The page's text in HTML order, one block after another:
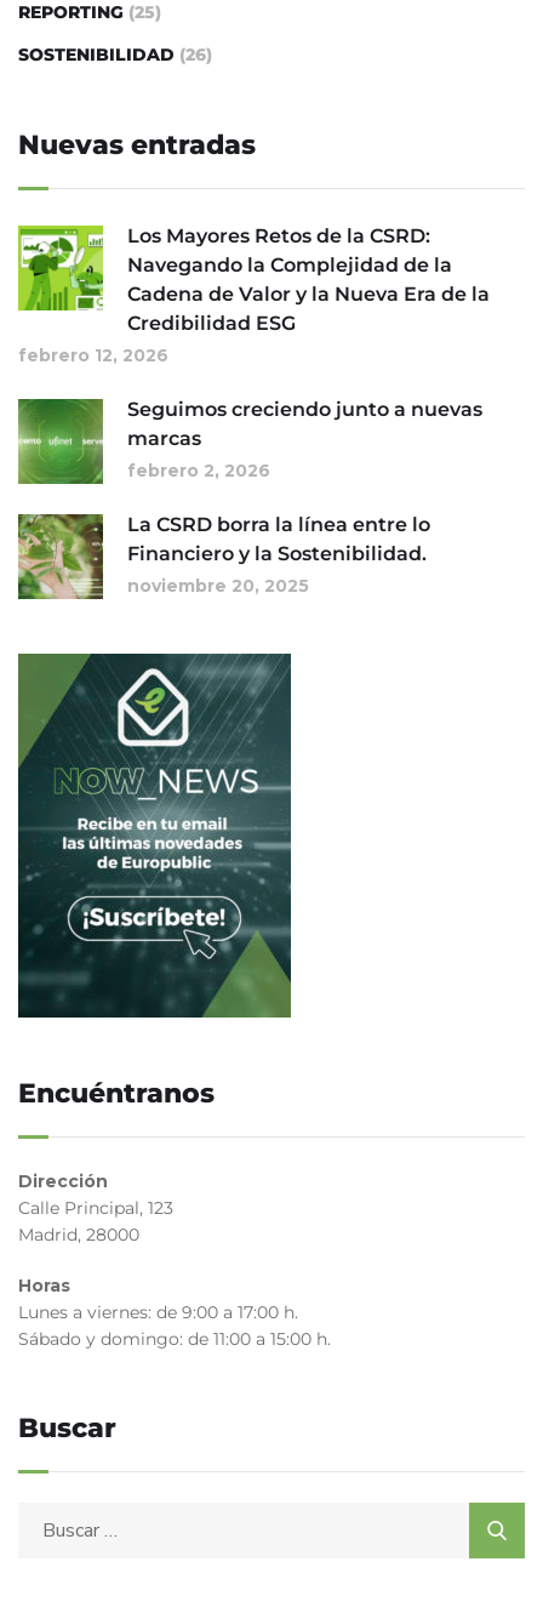
REPORTING (25)
SOSTENIBILIDAD (26)
Nuevas entradas
Los Mayores Retos de la CSRD:
Navegando la Complejidad de la
Cadena de Valor y la Nueva Era de la
Credibilidad ESG
febrero 12, 2026
Seguimos creciendo junto a nuevas
marcas
febrero 2, 2026
La CSRD borra la línea entre lo
Financiero y la Sostenibilidad.
noviembre 20, 2025
Encuéntranos
Dirección
Calle Principal, 123
Madrid, 28000
Horas
Lunes a viernes: de 9:00 a 17:00 h.
Sábado y domingo: de 11:00 a 15:00 h.
Buscar